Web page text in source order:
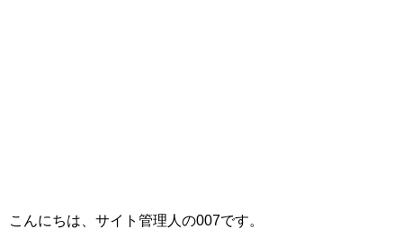
こんにちは、サイト管理人の007です。